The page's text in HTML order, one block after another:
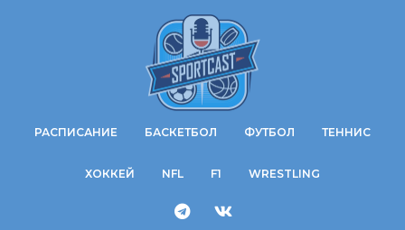
РАСПИСАНИЕ БАСКЕТБОЛ ФУТБОЛ ТЕННИС
ХОККЕЙ NFL F1 WRESTLING